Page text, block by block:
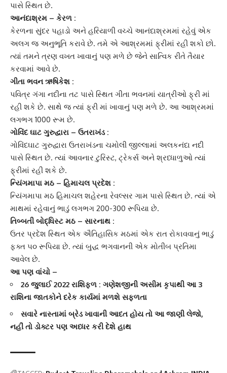
પાસે સ્થિત છે.
આનંદાશ્રમ – કેરળ :
કેરળના સુંદર પહાડો અને હરિયાળી વચ્ચે આનંદાશ્રમમાં રહેવું એક
અલગ જ અનુભૂતિ કરાવે છે. તમે એ આશ્રમમાં ફ્રીમાં રહી શકો છો.
ત્યાં તમને ત્રણ વખત ખાવાનું પણ મળે છે જેને સાત્વિક રીતે તૈયાર
કરવામાં આવે છે.
ગીતા ભવનઋષિકેશ :
પવિત્ર ગંગા નદીના તટ પાસે સ્થિત ગીતા ભવનમાં યાત્રીઓ ફ્રી માં
રહી શકે છે. સાથે જ ત્યાં ફ્રી માં ખાવાનું પણ મળે છે. આ આશ્રમમાં
લગભગ 1000 રૂમ છે.
ગોવિંદ ઘાટ ગુરુદ્વારા – ઉતરાખંડ :
ગોવિંદઘાટ ગુરુદ્વારા ઉતરાખંડના ચમોલી જીલ્લામાં અલકનંદા નદી
પાસે સ્થિત છે. ત્યાં આવનાર ટુરિસ્ટ, ટ્રેકર્સ અને શ્રધ્ધાળુઓ ત્યાં
ફ્રીમાં રહી શકે છે.
ન્યિંગમાપા મઠ – હિમાચલ પ્રદેશ :
ન્યિંગમાપા મઠ હિમાચલ શહેરના રેવલ્સર ગામ પાસે સ્થિત છે. ત્યાં એ
માથમાં રહેવાનું ભાડું લગભગ 200-300 રૂપિયા છે.
તિબ્બતી બોદ્ધિસ્ટ મઠ – સારનાથ :
ઉતર પ્રદેશ સ્થિત એક ઐતિહાસિક મઠમાં એક રાત રોકાવવાનું ભાડું
ફક્ત ૫૦ રૂપિયા છે. ત્યાં બુદ્ધ ભગવાનની એક મોતીબ પ્રતિમા
આવેલ છે.
આ પણ વાંચો –
26 જુલાઈ 2022 રાશિફળ : ગણેશજીની અસીમ કૃપાથી આ 3
રાશિના જાતકોને દરેક કાર્યમાં મળશે સફળતા
સવારે નાસ્તામાં બ્રેડ ખાવાની આદત હોય તો આ જાણી લેજો,
નહીં તો ડોક્ટર પણ અધ્ધર કરી દેશે હાથ